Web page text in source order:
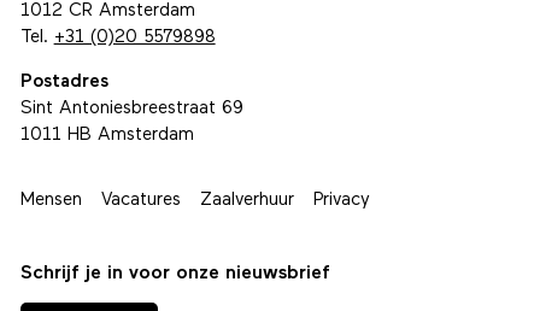
1012 CR Amsterdam
Tel. +31 (0)20 5579898
Postadres
Sint Antoniesbreestraat 69
1011 HB Amsterdam
Mensen Vacatures Zaalverhuur Privacy
Schrijf je in voor onze nieuwsbrief